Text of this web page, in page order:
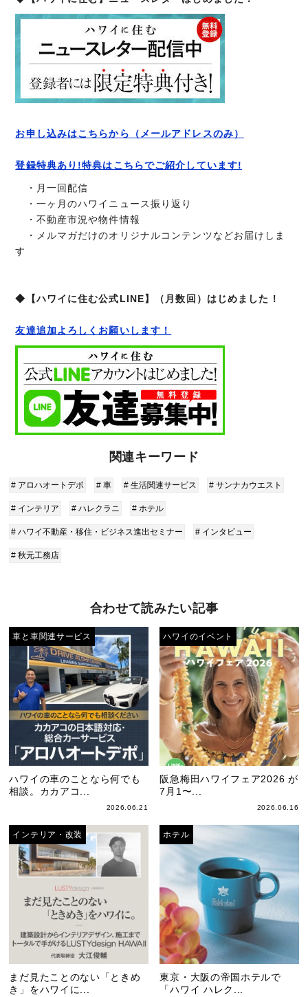
お申し込みはこちらから（メールアドレスのみ）
登録特典あり!特典はこちらでご紹介しています!
・月一回配信
・一ヶ月のハワイニュース振り返り
・不動産市況や物件情報
・メルマガだけのオリジナルコンテンツなどお届けしま
す
◆【ハワイに住む公式LINE】（月数回）はじめました！
友達追加よろしくお願いします！
関連キーワード
# アロハオートデポ # 車 # 生活関連サービス # サンナカウエスト
# インテリア # ハレクラニ # ホテル
# ハワイ不動産・移住・ビジネス進出セミナー # インタビュー
# 秋元工務店
合わせて読みたい記事
車と車関連サービス
ハワイの車のことなら何でも
相談。カカアコ...
2026.06.21
ハワイのイベント
阪急梅田ハワイフェア2026 が
7月1〜...
2026.06.16
インテリア・改装
まだ見たことのない「ときめ
き」をハワイに...
ホテル
東京・大阪の帝国ホテルで
「ハワイ ハレク...